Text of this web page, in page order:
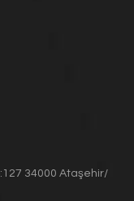
34000 Ataşehir/